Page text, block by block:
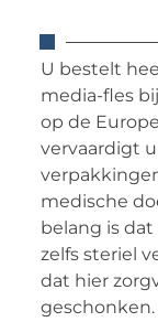
U bestelt
media-fles
op de
vervaardigt
medische
belang is
zelfs steriel
dat hier